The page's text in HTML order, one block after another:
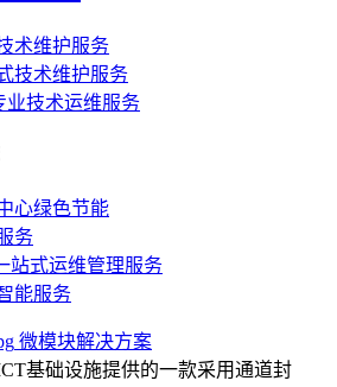
术维护服务
技术维护服务
业技术运维服务
心绿色节能
务
站式运维管理服务
能服务
微模块解决方案
基础设施提供的一款采用通道封